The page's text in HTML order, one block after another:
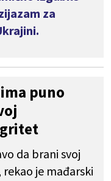
za
puno
da brani svoj
je mađarski